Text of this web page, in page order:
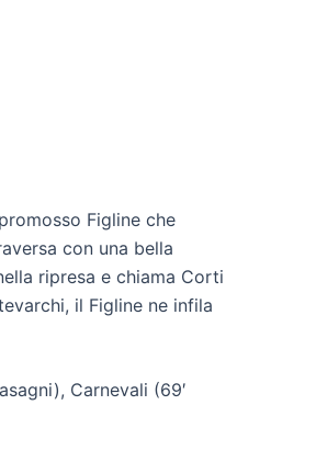
Figline che
con una bella
ripresa e chiama Corti
il Figline ne infila
Carnevali (69′